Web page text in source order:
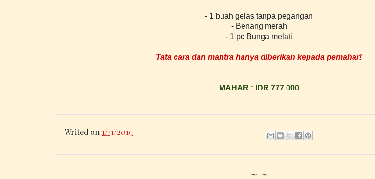
- 1 buah gelas tanpa pegangan
- Benang merah
- 1 pc Bunga melati
Tata cara dan mantra hanya diberikan kepada pemahar!
MAHAR : IDR 777.000
Writed on 1/31/2019
~ ~